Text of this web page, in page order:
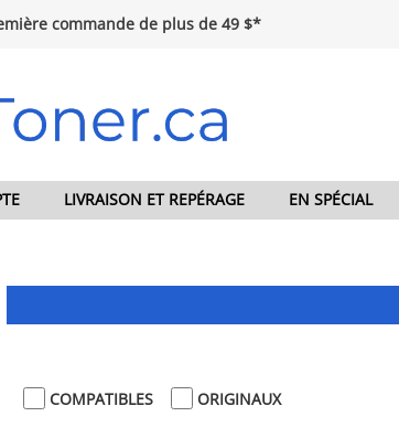
commande de plus de 49 $*
LIVRAISON ET REPÉRAGE EN SPÉCIAL
COMPATIBLES ORIGINAUX